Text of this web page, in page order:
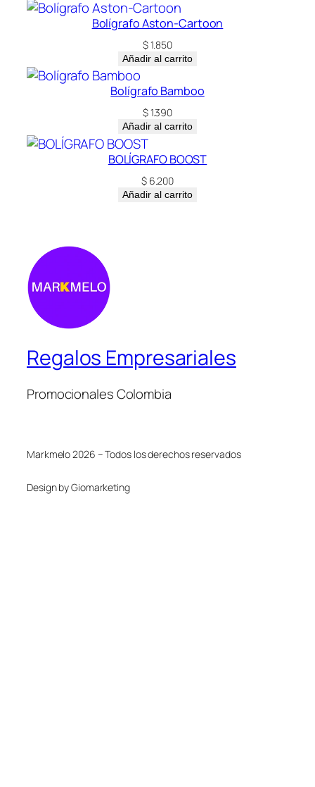
Bolígrafo Aston-Cartoon
$1.850
Añadir al carrito
Bolígrafo Bamboo
$1.390
Añadir al carrito
BOLÍGRAFO BOOST
$6.200
Añadir al carrito
Regalos Empresariales
Promocionales Colombia
Markmelo 2026 – Todos los derechos reservados
Design by Giomarketing